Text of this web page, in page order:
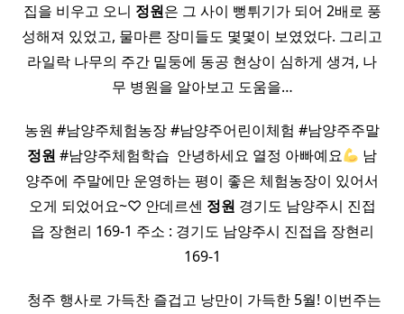
집을 비우고 오니 정원은 그 사이 뻥튀기가 되어 2배로 풍
성해져 있었고, 물마른 장미들도 몇몇이 보였었다. 그리고
라일락 나무의 주간 밑둥에 동공 현상이 심하게 생겨, 나
무 병원을 알아보고 도움을…
농원 #남양주체험농장 #남양주어린이체험 #남양주주말
정원 #남양주체험학습 ​ 안녕하세요 열정 아빠예요
남
양주에 주말에만 운영하는 평이 좋은 체험농장이 있어서
오게 되었어요~♡ 안데르센 정원 경기도 남양주시 진접
읍 장현리 169-1 주소 : 경기도 남양주시 진접읍 장현리
169-1
​ 청주 행사로 가득찬 즐겁고 낭만이 가득한 5월! 이번주는